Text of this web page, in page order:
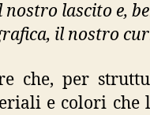
nostro lascito e,
il nostro
che, per
e colori che